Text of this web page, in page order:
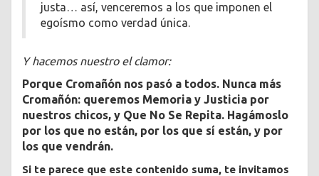
justa… así, venceremos a los que imponen el
egoísmo como verdad única.
Y hacemos nuestro el clamor:
Porque Cromañón nos pasó a todos. Nunca más
Cromañón: queremos Memoria y Justicia por
nuestros chicos, y Que No Se Repita. Hagámoslo
por los que no están, por los que sí están, y por
los que vendrán.
Si te parece que este contenido suma, te invitamos